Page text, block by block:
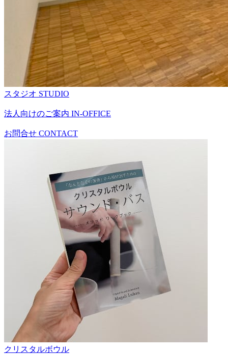
スタジオ STUDIO
法人向けのご案内 IN-OFFICE
お問合せ CONTACT
クリスタルボウル